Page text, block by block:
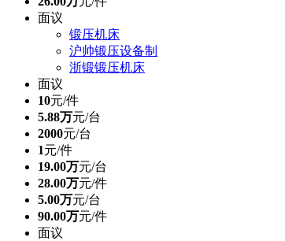
面议
锻压机床
沪帅锻压设备制
浙锻锻压机床
面议
10元/件
5.88万元/台
2000元/台
1元/件
19.00万元/台
28.00万元/件
5.00万元/台
90.00万元/件
面议